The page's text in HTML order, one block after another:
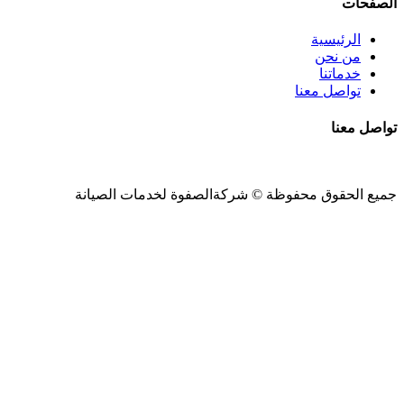
الصفحات
الرئيسية
من نحن
خدماتنا
تواصل معنا
تواصل معنا
جميع الحقوق محفوظة © شركةالصفوة لخدمات الصيانة